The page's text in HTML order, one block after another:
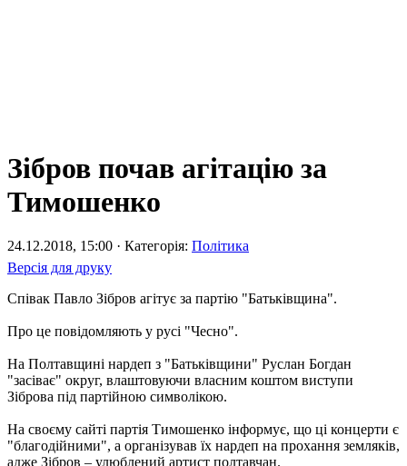
Зібров почав агітацію за
Тимошенко
24.12.2018, 15:00 · Категорія: Політика
Версія для друку
Співак Павло Зібров агітує за партію "Батьківщина".
Про це повідомляють у русі "Чесно".
На Полтавщині нардеп з "Батьківщини" Руслан Богдан
"засіває" округ, влаштовуючи власним коштом виступи
Зіброва під партійною символікою.
На своєму сайті партія Тимошенко інформує, що ці концерти є
"благодійними", а організував їх нардеп на прохання земляків,
адже Зібров – улюблений артист полтавчан.